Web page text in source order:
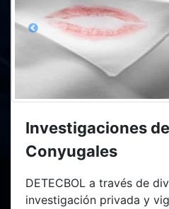
Investigaciones
Conyugales
DETECBOL a través de
investigación privada y